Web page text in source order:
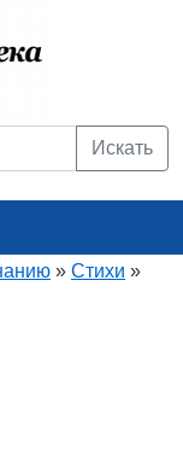
Искать
» Стихи »